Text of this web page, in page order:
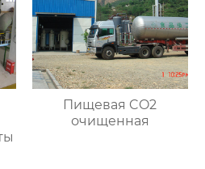
Пищевая CO2
очищенная